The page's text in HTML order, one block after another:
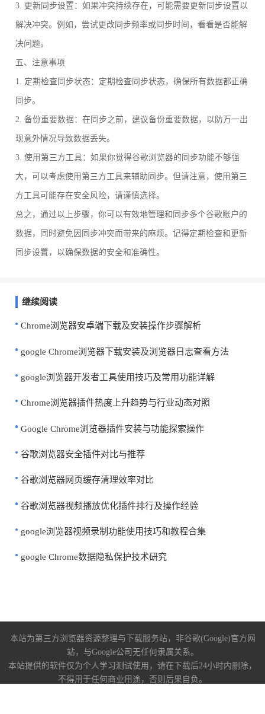
3. 更新同步设置：如果冲突持续存在，可能需要更新同步设置以
解决冲突。例如，尝试更改同步频率或同步时间，看看是否能解
决问题。
五、注意事项
1. 定期检查同步状态：定期检查同步状态，确保所有数据都正确
同步。
2. 备份重要数据：在同步之前，建议备份重要数据，以防万一出
现意外情况导致数据丢失。
3. 使用第三方工具：如果你觉得谷歌浏览器的同步功能不够强
大，可以考虑使用第三方工具来辅助同步。但请注意，使用第三
方工具可能存在安全风险，请谨慎选择。
总之，通过以上步骤，你可以有效地管理和同步多个谷歌账户的
数据，同时避免因同步冲突而带来的麻烦。记得定期检查和更新
同步设置，以确保数据的安全和准确性。
继续阅读
Chrome浏览器安卓端下载及安装操作步骤解析
google Chrome浏览器下载安装及浏览器日志查看方法
google浏览器开发者工具使用技巧及常用功能详解
Chrome浏览器插件热度上升趋势与行业动态对照
Google Chrome浏览器插件安装与功能探索操作
谷歌浏览器安全插件对比与推荐
谷歌浏览器网页缓存清理效率对比
谷歌浏览器视频播放优化插件排行及操作经验
google浏览器视频录制功能使用技巧和教程合集
google Chrome数据隐私保护技术研究
本站为第三方浏览器资源整理与下载服务站，非谷歌(Google)官方网
站，与Google公司无任何隶属关系。
本站提供的软件仅为个人学习测试使用，请在下载后24小时内删除，
不得用于任何商业用途，否则后果自负。